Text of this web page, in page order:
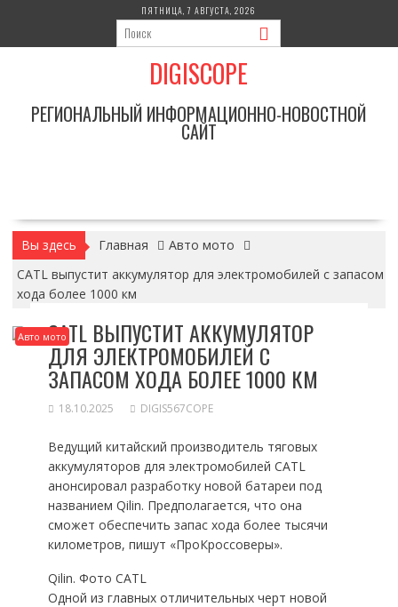
содержимому
ПЯТНИЦА, 7 АВГУСТА, 2026
DIGISCOPE
РЕГИОНАЛЬНЫЙ ИНФОРМАЦИОННО-НОВОСТНОЙ
САЙТ
Вы здесь Главная
Авто мото
CATL выпустит аккумулятор для электромобилей с запасом
хода более 1000 км
Авто мотоCATL ВЫПУСТИТ АККУМУЛЯТОР
ДЛЯ ЭЛЕКТРОМОБИЛЕЙ С
ЗАПАСОМ ХОДА БОЛЕЕ 1000 КМ
18.10.2025 DIGIS567COPE
Ведущий китайский производитель тяговых
аккумуляторов для электромобилей CATL
анонсировал разработку новой батареи под
названием Qilin. Предполагается, что она
сможет обеспечить запас хода более тысячи
километров, пишут «ПроКроссоверы».
Qilin. Фото CATL
Одной из главных отличительных черт новой